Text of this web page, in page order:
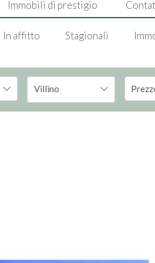
In affitto Stagionali
Immobili di prestigio
Villino